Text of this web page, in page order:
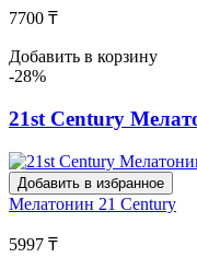
7700 ₸
Добавить в корзину
-28%
21st Century
Добавить в избранное
Мелатонин 21 Century
5997 ₸